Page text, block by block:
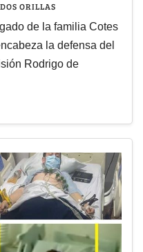
ORILLAS
de la familia Cotes
la defensa del
Rodrigo de